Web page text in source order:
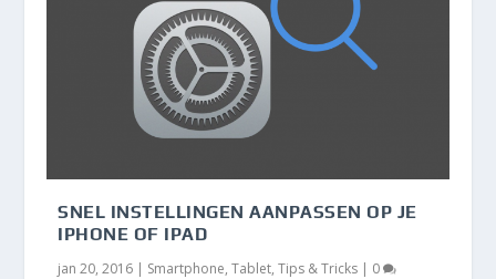
SNEL INSTELLINGEN AANPASSEN OP JE
IPHONE OF IPAD
jan 20, 2016 | Smartphone,Tablet,Tips & Tricks | 0